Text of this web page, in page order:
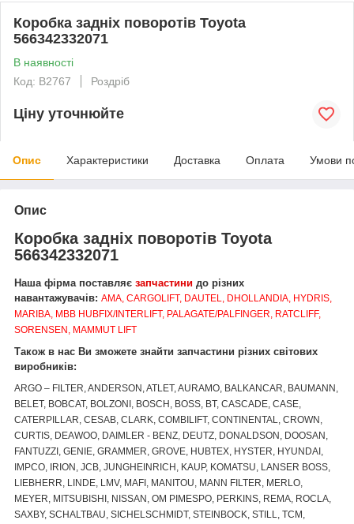
Коробка задніх поворотів Toyota
566342332071
В наявності
Код: В2767
Роздріб
Ціну уточнюйте
Опис Характеристики Доставка Оплата Умови
Опис
Коробка задніх поворотів Toyota
566342332071
Наша фірма поставляє запчастини до різних
навантажувачів: AMA, CARGOLIFT, DAUTEL, DHOLLANDIA, HYDRIS,
MARIBA, MBB HUBFIX/INTERLIFT, PALAGATE/PALFINGER, RATCLIFF,
SORENSEN, MAMMUT LIFT
Також в нас Ви зможете знайти запчастини різних світових
виробників:
ARGO – FILTER, ANDERSON, ATLET, AURAMO, BALKANCAR, BAUMANN,
BELET, BOBCAT, BOLZONI, BOSCH, BOSS, BT, CASCADE, CASE,
CATERPILLAR, CESAB, CLARK, COMBILIFT, CONTINENTAL, CROWN,
CURTIS, DEAWOO, DAIMLER - BENZ, DEUTZ, DONALDSON, DOOSAN,
FANTUZZI, GENIE, GRAMMER, GROVE, HUBTEX, HYSTER, HYUNDAI,
IMPCO, IRION, JCB, JUNGHEINRICH, KAUP, KOMATSU, LANSER BOSS,
LIEBHERR, LINDE, LMV, MAFI, MANITOU, MANN FILTER, MERLO,
MEYER, MITSUBISHI, NISSAN, OM PIMESPO, PERKINS, REMA, ROCLA,
SAXBY, SCHALTBAU, SICHELSCHMIDT, STEINBOCK, STILL, TCM,